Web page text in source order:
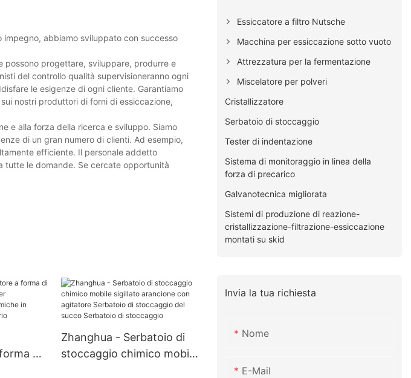
abbiamo sviluppato con successo
possono progettare, sviluppare, produrre e
del controllo qualità supervisioneranno ogni
le esigenze di ogni cliente. Garantiamo
nostri produttori di forni di essiccazione,
e alla forza della ricerca e sviluppo. Siamo
di un gran numero di clienti. Ad esempio,
efficiente. Il personale addetto
tutte le domande. Se cercate opportunità
di
Zhanghua - Serbatoio di
stoccaggio chimico mobile
Essiccatore a filtro Nutsche
Macchina per essiccazione sotto vuoto
Attrezzatura per la fermentazione
Miscelatore per polveri
Cristallizzatore
Serbatoio di stoccaggio
Tester di indentazione
Sistema di monitoraggio in linea della
forza di precarico
Galvanotecnica migliorata
Sistemi di produzione di reazione-
cristallizzazione-filtrazione-essiccazione
montati su skid
Invia la tua richiesta
Nome
E-Mail